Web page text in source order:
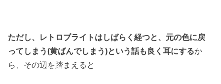
ただし、レトロブライトはしばらく経つと、元の色に戻
ってしまう(黄ばんでしまう)という話も良く耳にするか
ら、その辺を踏まえると